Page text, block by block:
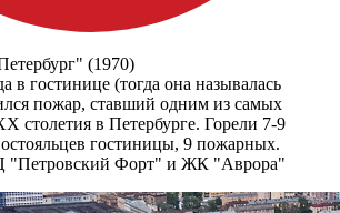
(1970)
в гостинице (тогда она называлась
пожар, ставший одним из самых
столетия в Петербурге. Горели 7-9
гостиницы, 9 пожарных.
"Петровский Форт" и ЖК "Аврора"